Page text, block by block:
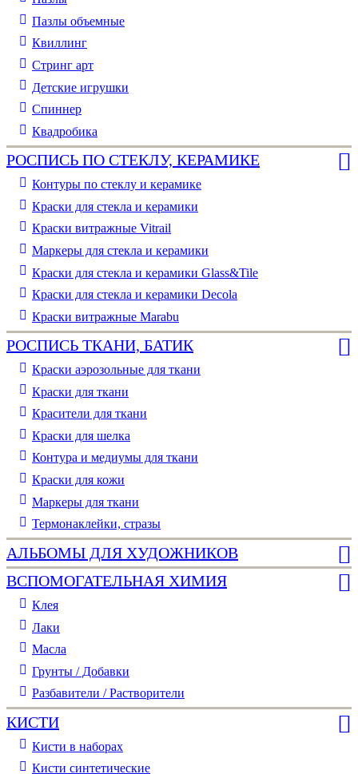
Пазлы объемные
Квиллинг
Стринг арт
Детские игрушки
Спиннер
Квадробика
РОСПИСЬ ПО СТЕКЛУ, КЕРАМИКЕ
Контуры по стеклу и керамике
Краски для стекла и керамики
Краски витражные Vitrail
Маркеры для стекла и керамики
Краски для стекла и керамики Glass&Tile
Краски для стекла и керамики Decola
Краски витражные Marabu
РОСПИСЬ ТКАНИ, БАТИК
Краски аэрозольные для ткани
Краски для ткани
Красители для ткани
Краски для шелка
Контура и медиумы для ткани
Краски для кожи
Маркеры для ткани
Термонаклейки, стразы
АЛЬБОМЫ ДЛЯ ХУДОЖНИКОВ
ВСПОМОГАТЕЛЬНАЯ ХИМИЯ
Клея
Лаки
Масла
Грунты / Добавки
Разбавители / Растворители
КИСТИ
Кисти в наборах
Кисти синтетические